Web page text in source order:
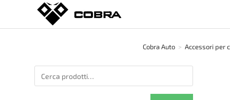
contenuto
Cobra Auto > Accessori per